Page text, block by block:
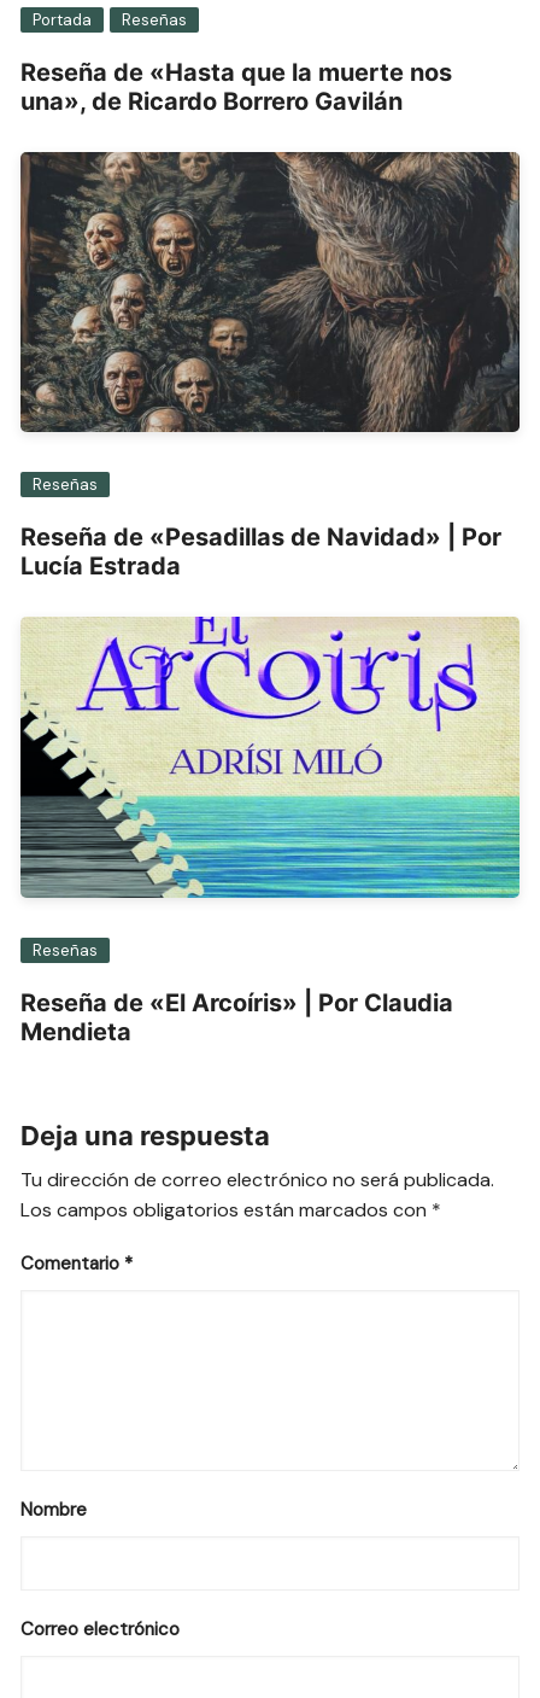
Portada Reseñas
Reseña de «Hasta que la muerte nos
una», de Ricardo Borrero Gavilán
Reseñas
Reseña de «Pesadillas de Navidad» | Por
Lucía Estrada
Reseñas
Reseña de «El Arcoíris» | Por Claudia
Mendieta
Deja una respuesta
Tu dirección de correo electrónico no será publicada.
Los campos obligatorios están marcados con *
Comentario *
Nombre
Correo electrónico